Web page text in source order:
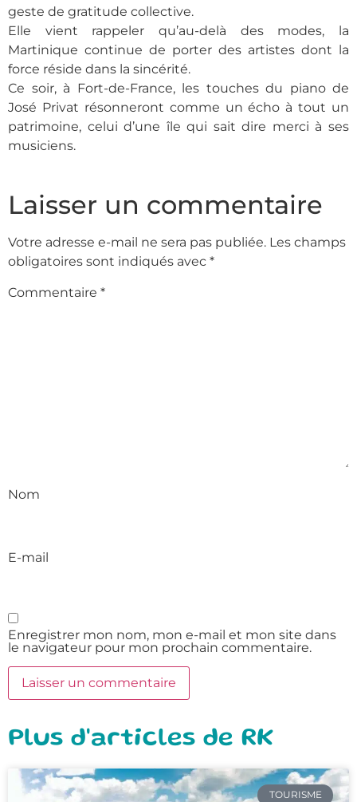
geste de gratitude collective.
Elle vient rappeler qu’au-delà des modes, la
Martinique continue de porter des artistes dont la
force réside dans la sincérité.
Ce soir, à Fort-de-France, les touches du piano de
José Privat résonneront comme un écho à tout un
patrimoine, celui d’une île qui sait dire merci à ses
musiciens.
Laisser un commentaire
Votre adresse e-mail ne sera pas publiée. Les champs
obligatoires sont indiqués avec *
Commentaire *
Nom
E-mail
Enregistrer mon nom, mon e-mail et mon site dans
le navigateur pour mon prochain commentaire.
Plus d'articles de RK
TOURISME